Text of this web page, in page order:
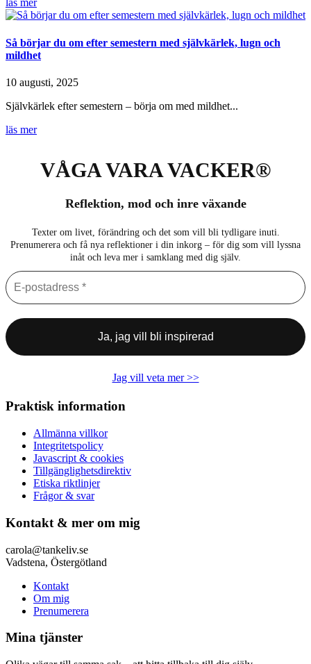
läs mer
Så börjar du om efter semestern med självkärlek, lugn och
mildhet
10 augusti, 2025
Självkärlek efter semestern – börja om med mildhet...
läs mer
VÅGA VARA VACKER®
Reflektion, mod och inre växande
Texter om livet, förändring och det som vill bli tydligare inuti.
Prenumerera och få nya reflektioner i din inkorg – för dig som vill lyssna
inåt och leva mer i samklang med dig själv.
Jag vill veta mer >>
Praktisk information
Allmänna villkor
Integritetspolicy
Javascript & cookies
Tillgänglighetsdirektiv
Etiska riktlinjer
Frågor & svar
Kontakt & mer om mig
carola@tankeliv.se
Vadstena, Östergötland
Kontakt
Om mig
Prenumerera
Mina tjänster